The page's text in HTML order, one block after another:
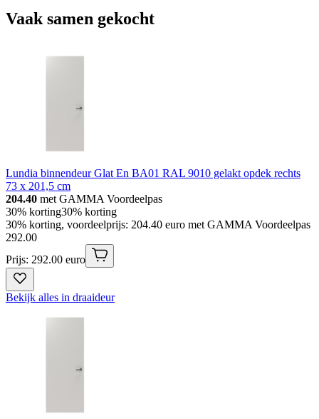
Vaak samen gekocht
Lundia binnendeur Glat En BA01 RAL 9010 gelakt opdek rechts
73 x 201,5 cm
204.40 met GAMMA Voordeelpas
30% korting30% korting
30% korting, voordeelprijs: 204.40 euro met GAMMA Voordeelpas
292.00
Prijs: 292.00 euro
Bekijk alles in draaideur